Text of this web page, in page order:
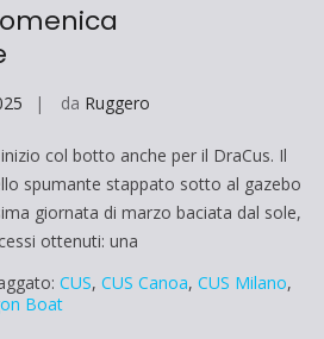
da Ruggero
col botto anche per il DraCus. Il
spumante stappato sotto al gazebo
giornata di marzo baciata dal sole,
ottenuti: una
CUS, CUS Canoa, CUS Milano,
Boat